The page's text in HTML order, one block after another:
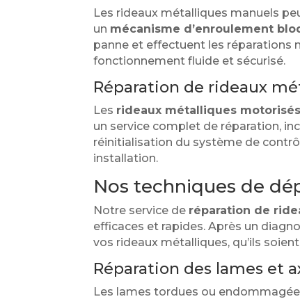
Les rideaux métalliques manuels
un mécanisme d’enroulement
panne et effectuent les réparations
fonctionnement fluide et sécurisé.
Réparation de rideaux
Les rideaux métalliques motorisés
un service complet de réparation,
réinitialisation du système de
installation.
Nos techniques de
Notre service de réparation de
efficaces et rapides. Après un
vos rideaux métalliques, qu’ils
Réparation des lames et
Les lames tordues ou